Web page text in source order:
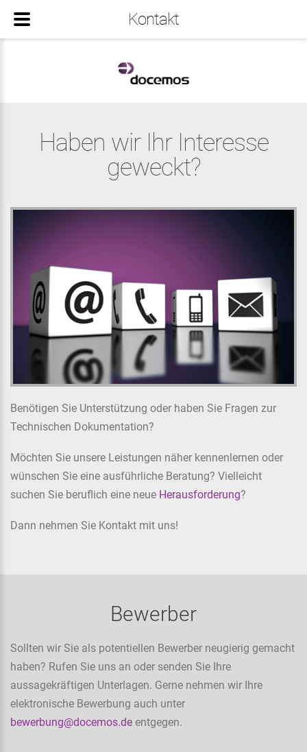
Haben wir Ihr Interesse
geweckt?
Benötigen Sie Unterstützung oder haben Sie Fragen zur
Technischen Dokumentation?
Möchten Sie unsere Leistungen näher kennenlernen oder
wünschen Sie eine ausführliche Beratung? Vielleicht
suchen Sie beruflich eine neue Herausforderung?
Dann nehmen Sie Kontakt mit uns!
Bewerber
Sollten wir Sie als potentiellen Bewerber neugierig gemacht
haben? Rufen Sie uns an oder senden Sie Ihre
aussagekräftigen Unterlagen. Gerne nehmen wir Ihre
elektronische Bewerbung auch unter
bewerbung@docemos.de entgegen.
Kontakt